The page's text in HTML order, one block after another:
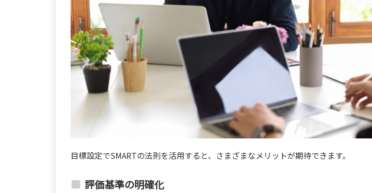
目標設定でSMARTの法則を活用すると、さまざまなメリットが期待できます。
評価基準の明確化